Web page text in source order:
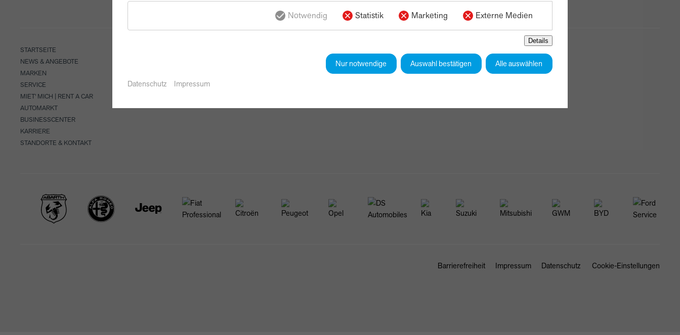
STARTSEITE
NEWS & ANGEBOTE
MARKEN
SERVICE
MIET' MICH | RENT A CAR
AUTOMARKT
BUSINESSCENTER
KARRIERE
STANDORTE & KONTAKT
Barrierefreiheit Impressum Datenschutz Cookie-Einstellungen
Notwendig Statistik Marketing Externe Medien
Details
Nur notwendige Auswahl bestätigen Alle auswählen
Datenschutz Impressum